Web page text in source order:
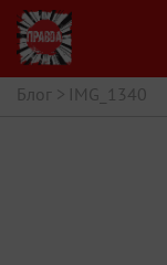
Блог > IMG_1340